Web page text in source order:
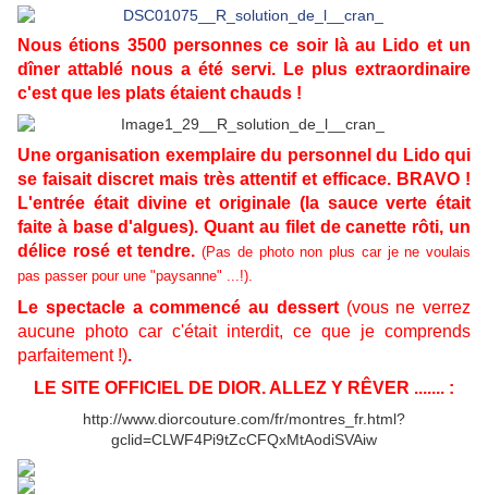
Nous étions 3500 personnes ce soir là au Lido et un
dîner attablé nous a été servi. Le plus extraordinaire
c'est que les plats étaient chauds !
Une organisation exemplaire du personnel du Lido qui
se faisait discret mais très attentif et efficace. BRAVO !
L'entrée était divine et originale (la sauce verte était
faite à base d'algues). Quant au filet de canette rôti, un
délice rosé et tendre. (Pas de photo non plus car je ne voulais
pas passer pour une "paysanne" ...!).
Le spectacle a commencé au dessert (vous ne verrez
aucune photo car c'était interdit, ce que je comprends
parfaitement !).
LE SITE OFFICIEL DE DIOR. ALLEZ Y RÊVER ....... :
http://www.diorcouture.com/fr/montres_fr.html?
gclid=CLWF4Pi9tZcCFQxMtAodiSVAiw